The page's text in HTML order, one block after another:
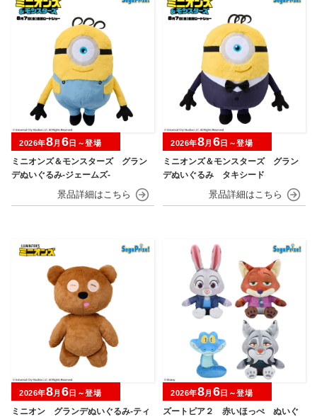
ミニオンズ＆モンスターズ グラン
デぬいぐるみ‐ジェームズ‐
2026年8月 6 日～登場
ミニオンズ＆モンスターズ グラン
デぬいぐるみ タキシード
2026年8月 6 日～登場
ミニオン グランデぬいぐるみ‐ティ
2026年8月 6日～登場
ズートピア２ 赤いほっぺ ぬいぐ
2026年8月 6日～登場